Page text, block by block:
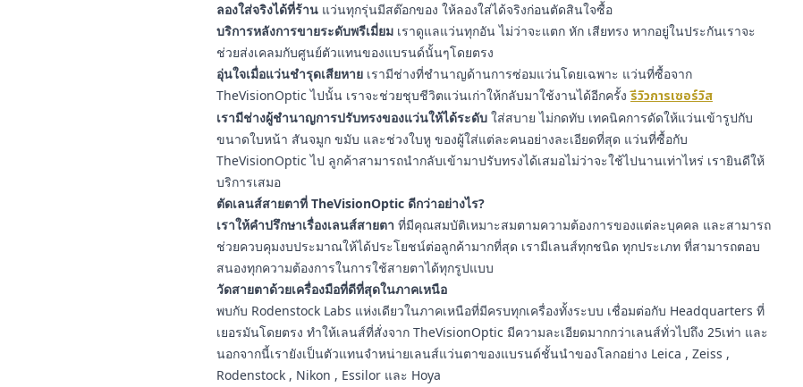
ลองใส่จริงได้ที่ร้าน แว่นทุกรุ่นมีสต๊อกของ ให้ลองใส่ได้จริงก่อนตัดสินใจซื้อ
บริการหลังการขายระดับพรีเมี่ยม เราดูแลแว่นทุกอัน ไม่ว่าจะแตก หัก เสียทรง หากอยู่ในประกันเราจะ
ช่วยส่งเคลมกับศูนย์ตัวแทนของแบรนด์นั้นๆโดยตรง
อุ่นใจเมื่อแว่นชำรุดเสียหาย เรามีช่างที่ชำนาญด้านการซ่อมแว่นโดยเฉพาะ แว่นที่ซื้อจาก
TheVisionOptic ไปนั้น เราจะช่วยชุบชีวิตแว่นเก่าให้กลับมาใช้งานได้อีกครั้งรีวิวการเซอร์วิส
เรามีช่างผู้ชำนาญการปรับทรงของแว่นให้ได้ระดับ ใส่สบาย ไม่กดทับ เทคนิคการดัดให้แว่นเข้ารูปกับ
ขนาดใบหน้า สันจมูก ขมับ และช่วงใบหู ของผู้ใส่แต่ละคนอย่างละเอียดที่สุด แว่นที่ซื้อกับ
TheVisionOptic ไป ลูกค้าสามารถนำกลับเข้ามาปรับทรงได้เสมอไม่ว่าจะใช้ไปนานเท่าไหร่ เรายินดีให้
บริการเสมอ
ตัดเลนส์สายตาที่ TheVisionOptic ดีกว่าอย่างไร?
เราให้คำปรึกษาเรื่องเลนส์สายตา ที่มีคุณสมบัติเหมาะสมตามความต้องการของแต่ละบุคคล และสามารถ
ช่วยควบคุมงบประมาณให้ได้ประโยชน์ต่อลูกค้ามากที่สุด เรามีเลนส์ทุกชนิด ทุกประเภท ที่สามารถตอบ
สนองทุกความต้องการในการใช้สายตาได้ทุกรูปแบบ
วัดสายตาด้วยเครื่องมือที่ดีที่สุดในภาคเหนือ
พบกับ Rodenstock Labs แห่งเดียวในภาคเหนือที่มีครบทุกเครื่องทั้งระบบ เชื่อมต่อกับ Headquarters ที่
เยอรมันโดยตรง ทำให้เลนส์ที่สั่งจาก TheVisionOptic มีความละเอียดมากกว่าเลนส์ทั่วไปถึง 25เท่า และ
นอกจากนี้เรายังเป็นตัวแทนจำหน่ายเลนส์แว่นตาของแบรนด์ชั้นนำของโลกอย่าง Leica , Zeiss ,
Rodenstock , Nikon , Essilor และ Hoya